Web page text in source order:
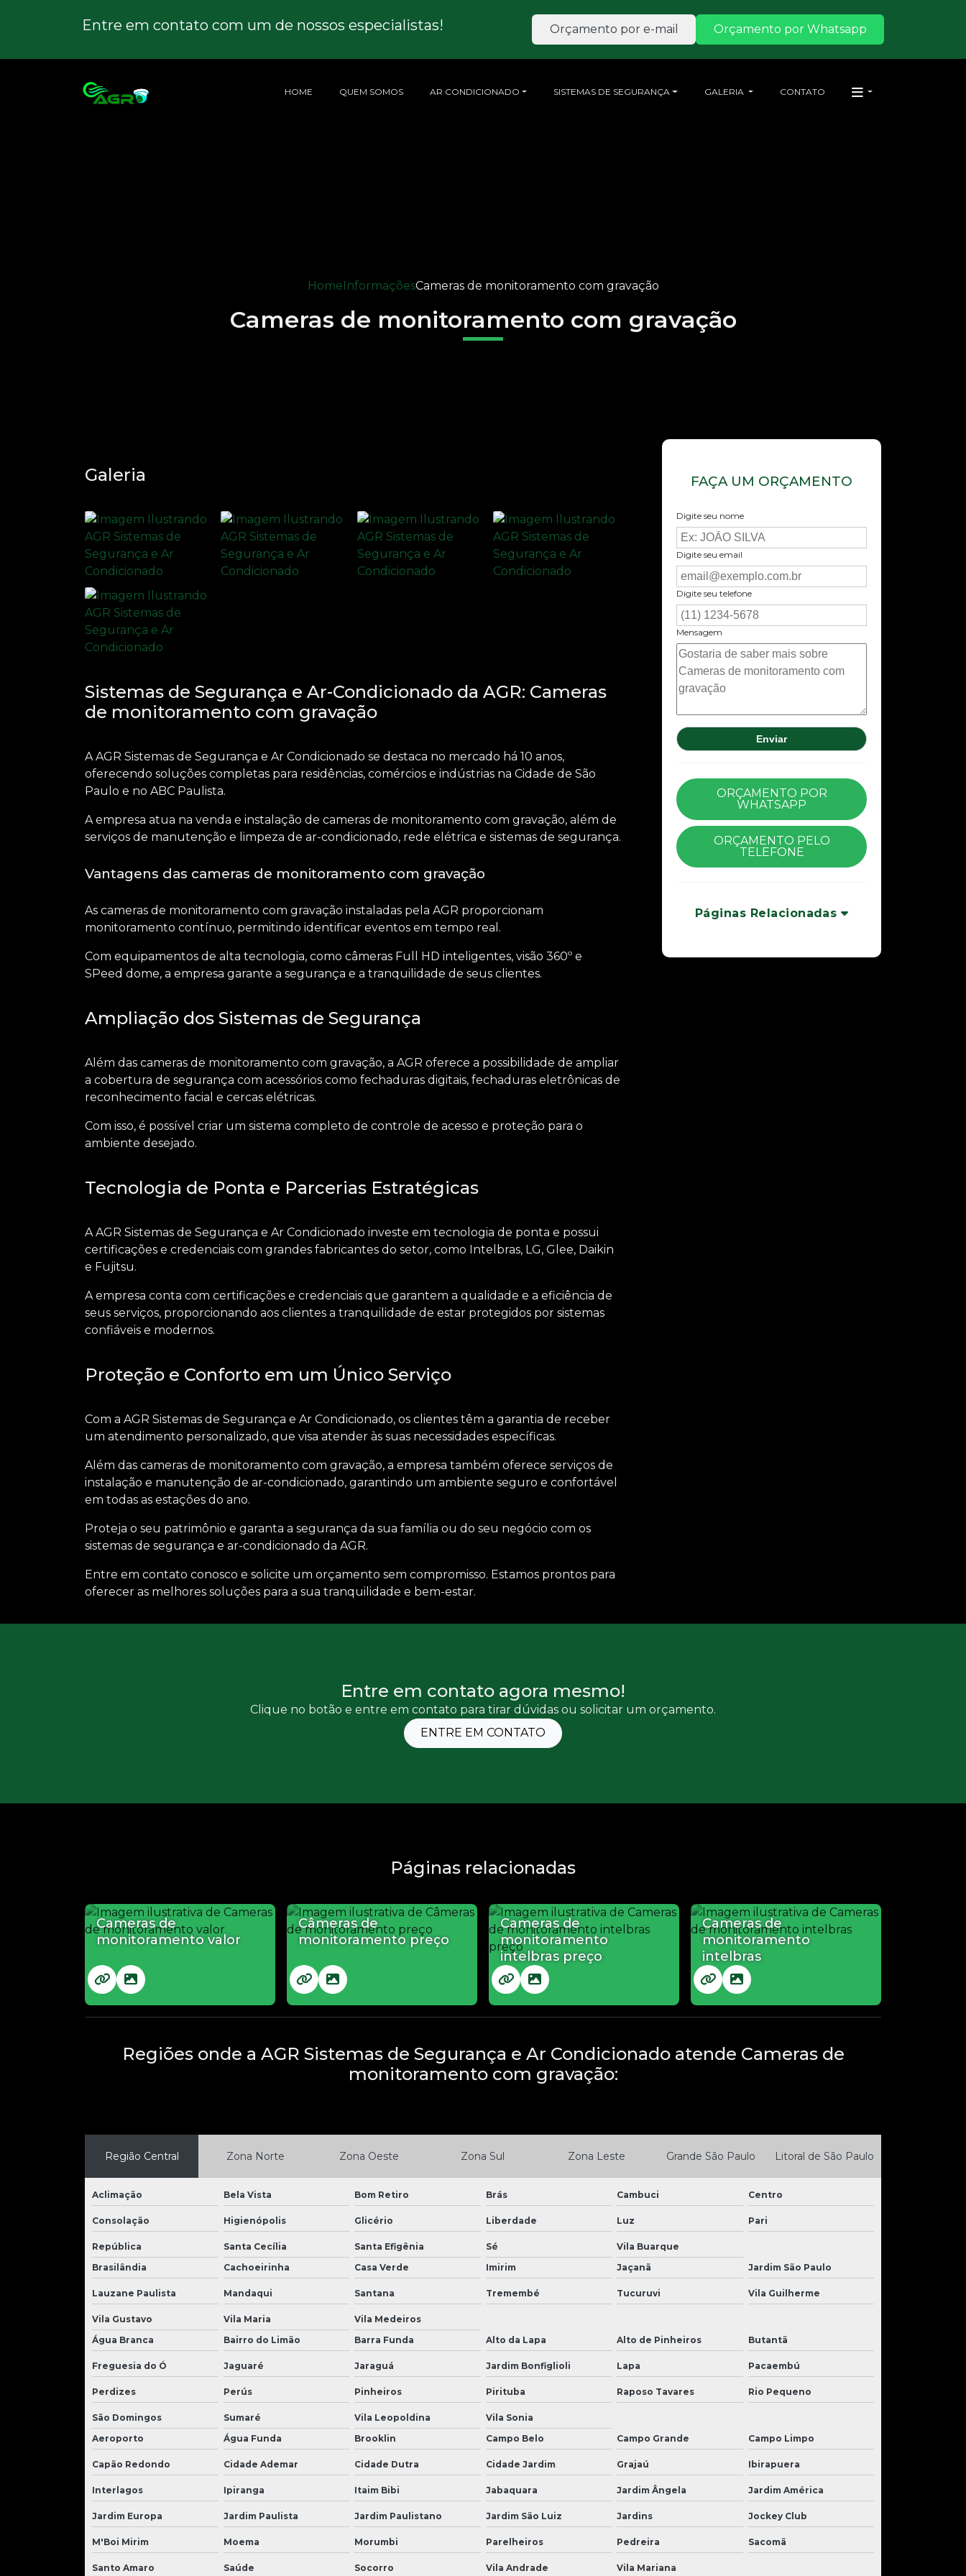
Entre em contato com um de nossos especialistas! Orçamento por e-mail Orçamento por Whatsapp
HOME QUEM SOMOS AR CONDICIONADO SISTEMAS DE SEGURANÇA GALERIA CONTATO
Home InformaçõesCameras de monitoramento com gravação
Cameras de monitoramento com gravação
Galeria
Sistemas de Segurança e Ar-Condicionado da AGR: Cameras
de monitoramento com gravação
A AGR Sistemas de Segurança e Ar Condicionado se destaca no mercado há 10 anos,
oferecendo soluções completas para residências, comércios e indústrias na Cidade de São
Paulo e no ABC Paulista.
A empresa atua na venda e instalação de cameras de monitoramento com gravação, além de
serviços de manutenção e limpeza de ar-condicionado, rede elétrica e sistemas de segurança.
Vantagens das cameras de monitoramento com gravação
As cameras de monitoramento com gravação instaladas pela AGR proporcionam
monitoramento contínuo, permitindo identificar eventos em tempo real.
Com equipamentos de alta tecnologia, como câmeras Full HD inteligentes, visão 360º e
SPeed dome, a empresa garante a segurança e a tranquilidade de seus clientes.
Ampliação dos Sistemas de Segurança
Além das cameras de monitoramento com gravação, a AGR oferece a possibilidade de ampliar
a cobertura de segurança com acessórios como fechaduras digitais, fechaduras eletrônicas de
reconhecimento facial e cercas elétricas.
Com isso, é possível criar um sistema completo de controle de acesso e proteção para o
ambiente desejado.
Tecnologia de Ponta e Parcerias Estratégicas
A AGR Sistemas de Segurança e Ar Condicionado investe em tecnologia de ponta e possui
certificações e credenciais com grandes fabricantes do setor, como Intelbras, LG, Glee, Daikin
e Fujitsu.
A empresa conta com certificações e credenciais que garantem a qualidade e a eficiência de
seus serviços, proporcionando aos clientes a tranquilidade de estar protegidos por sistemas
confiáveis e modernos.
Proteção e Conforto em um Único Serviço
Com a AGR Sistemas de Segurança e Ar Condicionado, os clientes têm a garantia de receber
um atendimento personalizado, que visa atender às suas necessidades específicas.
Além das cameras de monitoramento com gravação, a empresa também oferece serviços de
instalação e manutenção de ar-condicionado, garantindo um ambiente seguro e confortável
em todas as estações do ano.
Proteja o seu patrimônio e garanta a segurança da sua família ou do seu negócio com os
sistemas de segurança e ar-condicionado da AGR.
Entre em contato conosco e solicite um orçamento sem compromisso. Estamos prontos para
oferecer as melhores soluções para a sua tranquilidade e bem-estar.
FAÇA UM ORÇAMENTO
Digite seu nome
Digite seu email
Digite seu telefone
Mensagem
ORÇAMENTO POR
WHATSAPP
ORÇAMENTO PELO
TELEFONE
Páginas Relacionadas
Entre em contato agora mesmo!
Clique no botão e entre em contato para tirar dúvidas ou solicitar um orçamento.
ENTRE EM CONTATO
Páginas relacionadas
Cameras de
monitoramento valor
Câmeras de
monitoramento preço
Cameras de
monitoramento
intelbras preço
Cameras de
monitoramento
intelbras
Regiões onde a AGR Sistemas de Segurança e Ar Condicionado atende Cameras de
monitoramento com gravação:
Região Central Zona Norte Zona Oeste Zona Sul Zona Leste Grande São Paulo Litoral de São Paulo
Aclimação Bela Vista Bom Retiro Brás Cambuci Centro
Consolação Higienópolis Glicério Liberdade Luz Pari
República Santa Cecília Santa Efigênia Sé
Vila Buarque
Brasilândia
Cachoeirinha Casa Verde Imirim Jaçanã Jardim São Paulo
Lauzane Paulista Mandaqui Santana Tremembé Tucuruvi Vila Guilherme
Vila Gustavo Vila Maria
Vila Medeiros
Água Branca
Bairro do Limão Barra Funda Alto da Lapa Alto de Pinheiros Butantã
Freguesia do Ó Jaguaré Jaraguá Jardim Bonfiglioli Lapa Pacaembú
Perdizes Perús Pinheiros Pirituba Raposo Tavares Rio Pequeno
São Domingos Sumaré Vila Leopoldina
Vila Sonia
Aeroporto
Água Funda Brooklin Campo Belo Campo Grande Campo Limpo
Capão Redondo Cidade Ademar Cidade Dutra Cidade Jardim Grajaú Ibirapuera
Interlagos Ipiranga Itaim Bibi Jabaquara Jardim Ângela Jardim América
Jardim Europa Jardim Paulista Jardim Paulistano Jardim São Luiz Jardins Jockey Club
M'Boi Mirim Moema Morumbi Parelheiros Pedreira Sacomã
Santo Amaro Saúde Socorro Vila Andrade Vila Mariana